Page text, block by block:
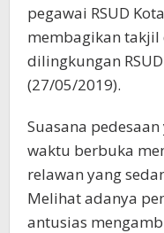
pegawai RSUD
membagikan takjil
dilingkungan
(27/05/2019).
Suasana
waktu berbuka
relawan yang
Melihat adanya
antusias